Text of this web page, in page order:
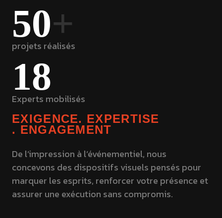
50+
projets réalisés
18
Experts mobilisés
EXIGENCE. EXPERTISE
. ENGAGEMENT
De l’impression à l’événementiel, nous
concevons des dispositifs visuels pensés pour
marquer les esprits, renforcer votre présence et
assurer une exécution sans compromis.